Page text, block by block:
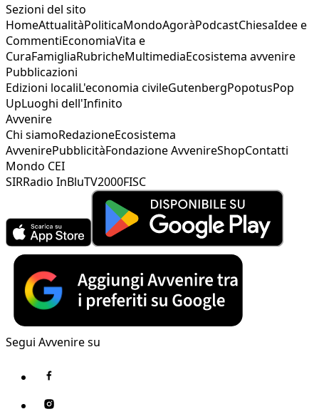
Sezioni del sito
HomeAttualitàPoliticaMondoAgoràPodcastChiesaIdee e
CommentiEconomiaVita e
CuraFamigliaRubricheMultimediaEcosistema avvenire
Pubblicazioni
Edizioni localiL'economia civileGutenbergPopotusPop
UpLuoghi dell'Infinito
Avvenire
Chi siamoRedazioneEcosistema
AvvenirePubblicitàFondazione AvvenireShopContatti
Mondo CEI
SIRRadio InBluTV2000FISC
Segui Avvenire su